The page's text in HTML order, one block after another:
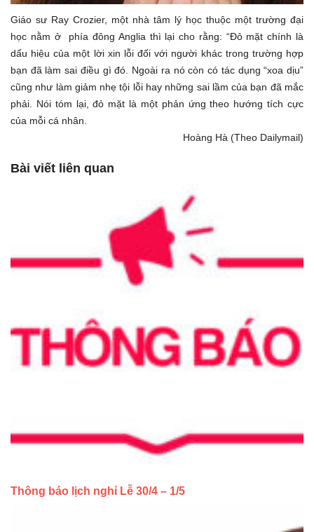
Giáo sư Ray Crozier, một nhà tâm lý học thuộc một trường đại
học nằm ở phía đông Anglia thì lại cho rằng: “Đỏ mặt chính là
dấu hiệu của một lời xin lỗi đối với người khác trong trường hợp
bạn đã làm sai điều gì đó. Ngoài ra nó còn có tác dụng “xoa dịu”
cũng như làm giảm nhẹ tội lỗi hay những sai lầm của bạn đã mắc
phải. Nói tóm lại, đỏ mặt là một phản ứng theo hướng tích cực
của mỗi cá nhân.
Hoàng Hà (Theo Dailymail)
Bài viết liên quan
Thông báo lịch nghỉ Lễ 30/4 – 1/5